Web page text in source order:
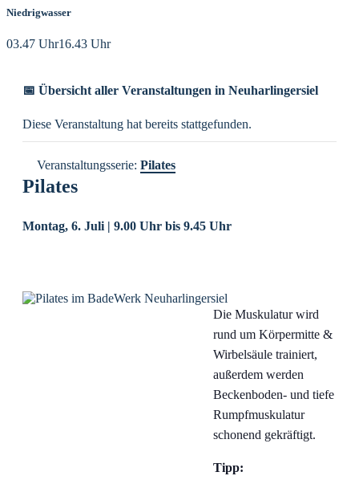
Niedrigwasser
03.47 Uhr16.43 Uhr
📅 Übersicht aller Veranstaltungen in Neuharlingersiel
Diese Veranstaltung hat bereits stattgefunden.
Veranstaltungsserie: Pilates
Pilates
Montag, 6. Juli | 9.00 Uhr bis 9.45 Uhr
Die Muskulatur wird
rund um Körpermitte &
Wirbelsäule trainiert,
außerdem werden
Beckenboden- und tiefe
Rumpfmuskulatur
schonend gekräftigt.
Tipp: